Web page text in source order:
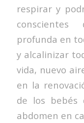
respirar y
profunda en
y alcalinizar
vida, nuevo
en la
de los bebés
abdomen en